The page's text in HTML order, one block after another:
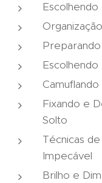
Fixando e
Solto
Técnicas
Impecável
Brilho e